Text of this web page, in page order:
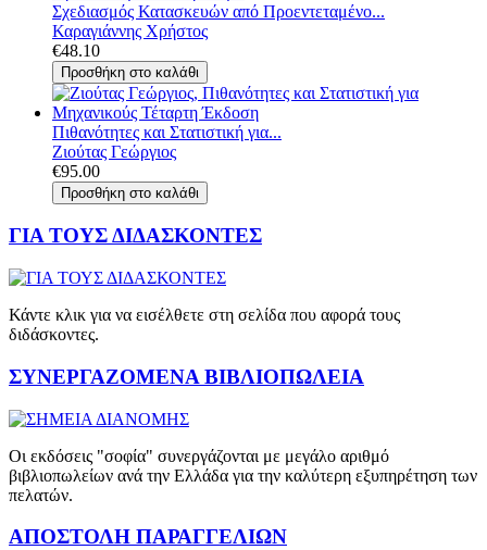
Σχεδιασμός Κατασκευών από Προεντεταμένο...
Καραγιάννης Χρήστος
€48.10
Πιθανότητες και Στατιστική για...
Ζιούτας Γεώργιος
€95.00
ΓΙΑ ΤΟΥΣ ΔΙΔΑΣΚΟΝΤΕΣ
Κάντε κλικ για να εισέλθετε στη σελίδα που αφορά τους
διδάσκοντες.
ΣΥΝΕΡΓΑΖΟΜΕΝΑ ΒΙΒΛΙΟΠΩΛΕΙΑ
Οι εκδόσεις "σοφία" συνεργάζονται με μεγάλο αριθμό
βιβλιοπωλείων ανά την Ελλάδα για την καλύτερη εξυπηρέτηση των
πελατών.
ΑΠΟΣΤΟΛΗ ΠΑΡΑΓΓΕΛΙΩΝ